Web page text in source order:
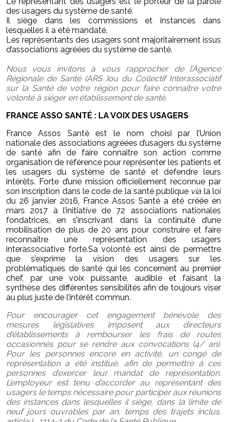
des usagers du système de santé.
Il siège dans les commissions et instances dans
lesquelles il a été mandaté.
Les représentants des usagers sont majoritairement issus
d’associations agréées du système de santé.
Nous vous invitons à vous rapprocher de l’Agence
Régionale de Santé (ARS )ou du Collectif Interassociatif
sur la Santé de votre région pour faire connaitre votre
volonté à siéger en établissement de santé.
FRANCE ASSO SANTÉ : LA VOIX DES USAGERS
France Assos Santé est le nom choisi par l’Union
nationale des associations agréées d’usagers du système
de santé afin de faire connaître son action comme
organisation de référence pour représenter les patients et
les usagers du système de santé et défendre leurs
intérêts. Forte d’une mission officiellement reconnue par
son inscription dans le code de la santé publique via la loi
du 26 janvier 2016, France Assos Santé a été créée en
mars 2017 à l’initiative de 72 associations nationales
fondatrices, en s’inscrivant dans la continuité d’une
mobilisation de plus de 20 ans pour construire et faire
reconnaître une représentation des usagers
interassociative forte.Sa volonté est ainsi de permettre
que s’exprime la vision des usagers sur les
problématiques de santé qui les concernent au premier
chef, par une voix puissante, audible et faisant la
synthèse des différentes sensibilités afin de toujours viser
au plus juste de l’intérêt commun.
Pour encourager cet engagement bénévole des
mesures législatives imposent aux directeurs
d’établissements à rembourser les frais de routes
occasionnés pour se rendre aux convocations (4/ an).
Pour les personnes encore en activité, un congé de
représentation a été institué, afin de permettre à ces
personnes d’exercer leur mandat de représentation.
L’employeur est tenu d’accorder au représentant des
usagers le temps nécessaire pour participer aux réunions
des instances dans lesquelles il siège, dans la limite de
neuf jours ouvrables par an, temps des trajets inclus.